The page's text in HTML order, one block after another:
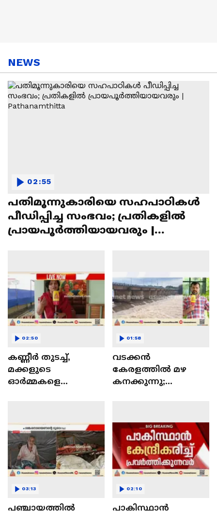
NEWS
പതിമൂന്നുകാരിയെ സഹപാഠികൾ
പീഡിപ്പിച്ച സംഭവം; പ്രതികളിൽ
പ്രായപൂർത്തിയായവരും |
02:55
കണ്ണീർ തുടച്ച്,
മക്കളുടെ
ഓർമ്മകളെ
Chooramala
02:50
വടക്കൻ
കേരളത്തിൽ മഴ
കനക്കുന്നു;
| Kozhikode
01:58
പഞ്ചായത്തിൽ
03:13
പാകിസ്ഥാൻ
02:10